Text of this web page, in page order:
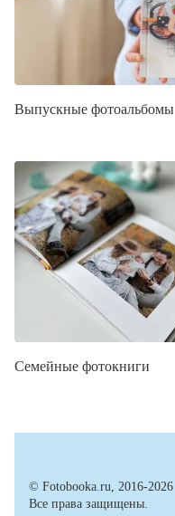
Выпускные фотоальбомы
Семейные фотокниги
© Fotobooka.ru, 2016-2026
Все права защищены.